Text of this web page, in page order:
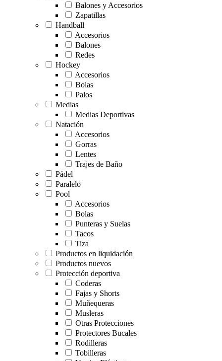
Balones y Accesorios
Zapatillas
Handball
Accesorios
Balones
Redes
Hockey
Accesorios
Bolas
Palos
Medias
Medias Deportivas
Natación
Accesorios
Gorras
Lentes
Trajes de Baño
Pádel
Paralelo
Pool
Accesorios
Bolas
Punteras y Suelas
Tacos
Tiza
Productos en liquidación
Productos nuevos
Protección deportiva
Coderas
Fajas y Shorts
Muñequeras
Musleras
Otras Protecciones
Protectores Bucales
Rodilleras
Tobilleras